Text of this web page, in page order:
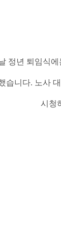
정년 퇴임식
습니다. 노사
시청